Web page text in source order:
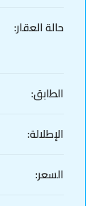
حالة العقار:
الطابق:
الإطلالة:
السعر: